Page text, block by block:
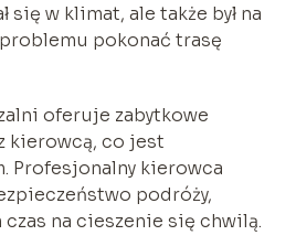
się w klimat, ale także był na
pokonać trasę
oferuje zabytkowe
kierowcą, co jest
Profesjonalny kierowca
podróży,
na cieszenie się chwilą.